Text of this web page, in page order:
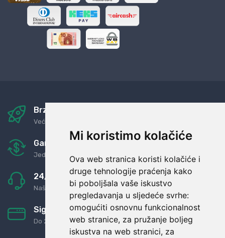
Mi koristimo kolačiće
Ova web stranica koristi kolačiće i
druge tehnologije praćenja kako
bi poboljšala vaše iskustvo
pregledavanja u sljedeće svrhe:
omogućiti osnovnu funkcionalnost
web stranice, za pružanje boljeg
iskustva na web stranici, za
Brza i sigurna dostava
Već za nekoliko dana kod vas
Garancija u povrat novaca
Jednostavno pravilo: Roba za novac
24/7 odlična podrška
Naši agenti uvijek na raspolaganju
Sigurno obročno plaćanje
Do 24 rata bez kamata